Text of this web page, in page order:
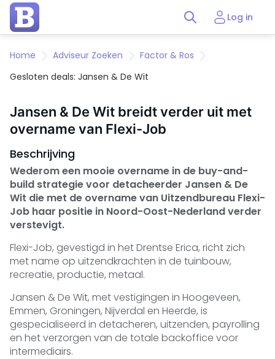
Log in
Home Adviseur Zoeken
Factor & Ros
Gesloten deals: Jansen & De Wit
Jansen & De Wit breidt verder uit met
overname van Flexi-Job
Beschrijving
Wederom een mooie overname in de buy-and-
build strategie voor detacheerder Jansen & De
Wit die met de overname van Uitzendbureau Flexi-
Job haar positie in Noord-Oost-Nederland verder
verstevigt.
Flexi-Job, gevestigd in het Drentse Erica, richt zich
met name op uitzendkrachten in de tuinbouw,
recreatie, productie, metaal.
Jansen & De Wit, met vestigingen in Hoogeveen,
Emmen, Groningen, Nijverdal en Heerde, is
gespecialiseerd in detacheren, uitzenden, payrolling
en het verzorgen van de totale backoffice voor
intermediairs.